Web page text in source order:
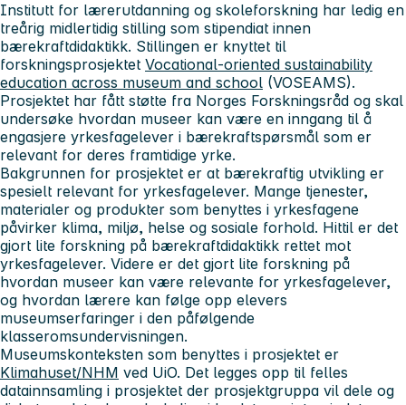
Institutt for lærerutdanning og skoleforskning har ledig en
treårig midlertidig stilling som stipendiat innen
bærekraftdidaktikk. Stillingen er knyttet til
forskningsprosjektet Vocational-oriented sustainability
education across museum and school (VOSEAMS).
Prosjektet har fått støtte fra Norges Forskningsråd og skal
undersøke hvordan museer kan være en inngang til å
engasjere yrkesfagelever i bærekraftspørsmål som er
relevant for deres framtidige yrke.
Bakgrunnen for prosjektet er at bærekraftig utvikling er
spesielt relevant for yrkesfagelever. Mange tjenester,
materialer og produkter som benyttes i yrkesfagene
påvirker klima, miljø, helse og sosiale forhold. Hittil er det
gjort lite forskning på bærekraftdidaktikk rettet mot
yrkesfagelever. Videre er det gjort lite forskning på
hvordan museer kan være relevante for yrkesfagelever,
og hvordan lærere kan følge opp elevers
museumserfaringer i den påfølgende
klasseromsundervisningen.
Museumskonteksten som benyttes i prosjektet er
Klimahuset/NHM ved UiO. Det legges opp til felles
datainnsamling i prosjektet der prosjektgruppa vil dele og